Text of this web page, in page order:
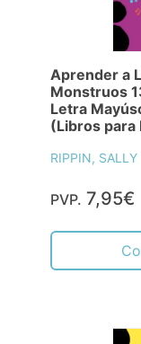
Aprender a
Monstruos
Letra
(Libros para
RIPPIN, SALLY
PVP. 7,95€